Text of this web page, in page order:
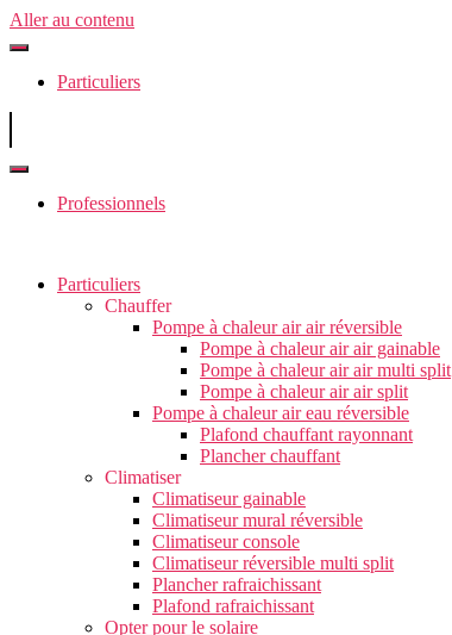
Aller au contenu
Particuliers
Professionnels
Particuliers
Chauffer
Pompe à chaleur air air réversible
Pompe à chaleur air air gainable
Pompe à chaleur air air multi split
Pompe à chaleur air air split
Pompe à chaleur air eau réversible
Plafond chauffant rayonnant
Plancher chauffant
Climatiser
Climatiseur gainable
Climatiseur mural réversible
Climatiseur console
Climatiseur réversible multi split
Plancher rafraichissant
Plafond rafraichissant
Opter pour le solaire